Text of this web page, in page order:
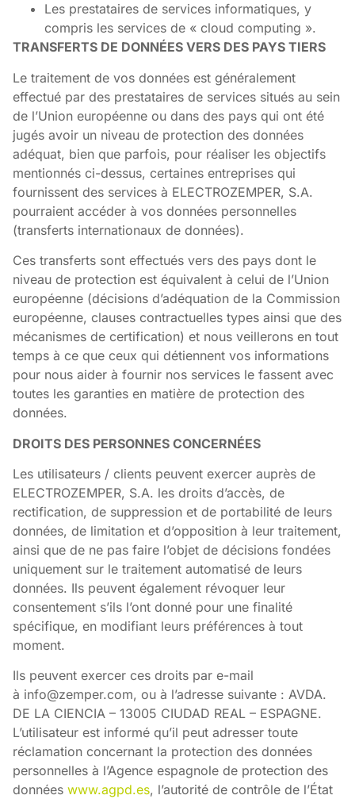
Les prestataires de services informatiques, y
compris les services de « cloud computing ».
TRANSFERTS DE DONNÉES VERS DES PAYS TIERS
Le traitement de vos données est généralement
effectué par des prestataires de services situés au sein
de l’Union européenne ou dans des pays qui ont été
jugés avoir un niveau de protection des données
adéquat, bien que parfois, pour réaliser les objectifs
mentionnés ci-dessus, certaines entreprises qui
fournissent des services à ELECTROZEMPER, S.A.
pourraient accéder à vos données personnelles
(transferts internationaux de données).
Ces transferts sont effectués vers des pays dont le
niveau de protection est équivalent à celui de l’Union
européenne (décisions d’adéquation de la Commission
européenne, clauses contractuelles types ainsi que des
mécanismes de certification) et nous veillerons en tout
temps à ce que ceux qui détiennent vos informations
pour nous aider à fournir nos services le fassent avec
toutes les garanties en matière de protection des
données.
DROITS DES PERSONNES CONCERNÉES
Les utilisateurs / clients peuvent exercer auprès de
ELECTROZEMPER, S.A. les droits d’accès, de
rectification, de suppression et de portabilité de leurs
données, de limitation et d’opposition à leur traitement,
ainsi que de ne pas faire l’objet de décisions fondées
uniquement sur le traitement automatisé de leurs
données. Ils peuvent également révoquer leur
consentement s’ils l’ont donné pour une finalité
spécifique, en modifiant leurs préférences à tout
moment.
Ils peuvent exercer ces droits par e-mail
à info@zemper.com, ou à l’adresse suivante : AVDA.
DE LA CIENCIA – 13005 CIUDAD REAL – ESPAGNE.
L’utilisateur est informé qu’il peut adresser toute
réclamation concernant la protection des données
personnelles à l’Agence espagnole de protection des
données www.agpd.es, l’autorité de contrôle de l’État